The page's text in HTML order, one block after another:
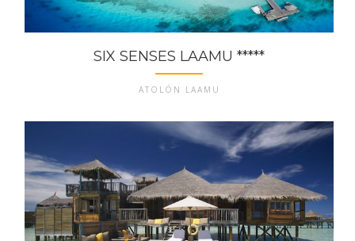
SIX SENSES LAAMU *****
ATOLÓN LAAMU